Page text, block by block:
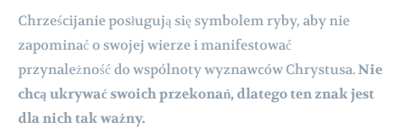
Chrześcijanie posługują się symbolem ryby, aby nie
zapominać o swojej wierze i manifestować
przynależność do wspólnoty wyznawców Chrystusa.Nie
chcą ukrywać swoich przekonań, dlatego ten znak jest
dla nich tak ważny.